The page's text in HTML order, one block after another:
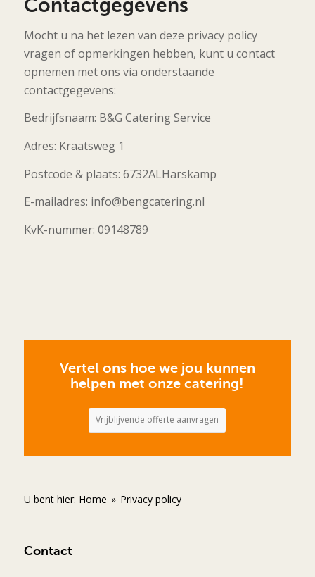
Contactgegevens
Mocht u na het lezen van deze privacy policy
vragen of opmerkingen hebben, kunt u contact
opnemen met ons via onderstaande
contactgegevens:
Bedrijfsnaam: B&G Catering Service
Adres: Kraatsweg 1
Postcode & plaats: 6732ALHarskamp
E-mailadres: info@bengcatering.nl
KvK-nummer: 09148789
Vertel ons hoe we jou kunnen
helpen met onze catering!
Vrijblijvende offerte aanvragen
U bent hier: Home » Privacy policy
Contact